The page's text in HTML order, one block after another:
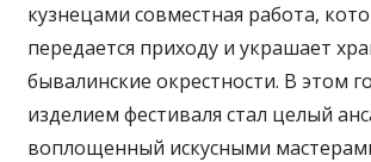
кузнецами совместная работа,
передается приходу и украшает
бывалинские окрестности. В этом
изделием фестиваля стал целый
воплощенный искусными